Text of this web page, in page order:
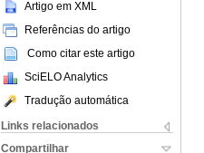
Artigo em XML
Referências do artigo
Como citar este artigo
SciELO Analytics
Tradução automática
Links relacionados
Compartilhar